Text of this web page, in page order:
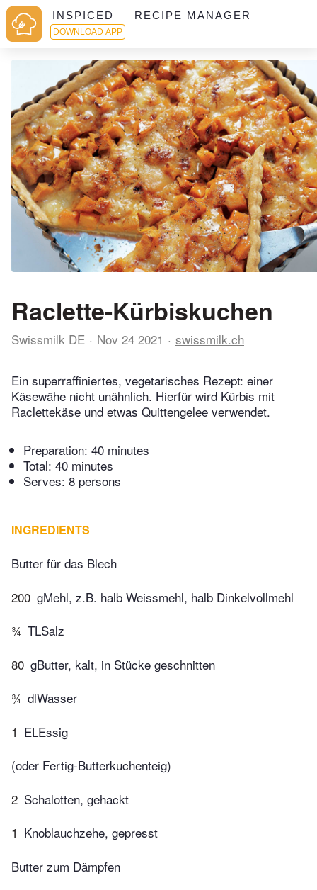
INSPICED — RECIPE MANAGER
DOWNLOAD APP
Raclette-Kürbiskuchen
Swissmilk DE Nov 24 2021 swissmilk.ch
Ein superraffiniertes, vegetarisches Rezept: einer
Käsewähe nicht unähnlich. Hierfür wird Kürbis mit
Raclettekäse und etwas Quittengelee verwendet.
Preparation: 40 minutes
Total: 40 minutes
Serves: 8 persons
INGREDIENTS
Butter für das Blech
200 gMehl, z.B. halb Weissmehl, halb Dinkelvollmehl
¾ TLSalz
80 gButter, kalt, in Stücke geschnitten
¾ dlWasser
1 ELEssig
(oder Fertig-Butterkuchenteig)
2 Schalotten, gehackt
1 Knoblauchzehe, gepresst
Butter zum Dämpfen